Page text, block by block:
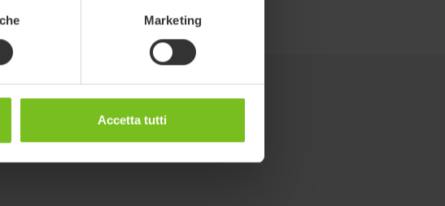
Marketing
Accetta tutti